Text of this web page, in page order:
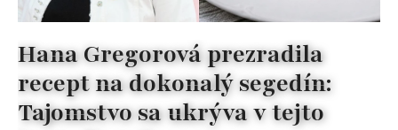
Hana Gregorová prezradila
recept na dokonalý segedín:
Tajomstvo sa ukrýva v tejto